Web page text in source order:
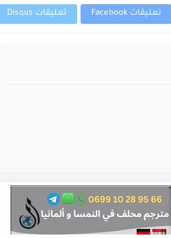
تعليقات Facebook تعليقات Disqus